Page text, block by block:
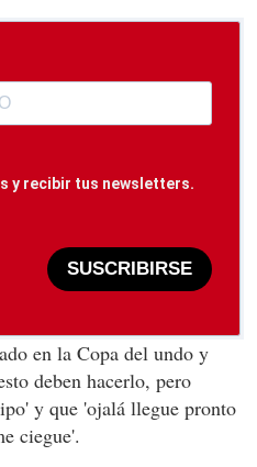
y recibir tus newsletters.
SUSCRIBIRSE
en la Copa del undo y
deben hacerlo, pero
y que 'ojalá llegue pronto
ciegue'.